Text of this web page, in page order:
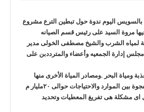
بالسويس اليوم ندوة حول تبطين الترع مشروع
مروة السيد على رئيس قسم الصيانه
لمياه الشرب والشيخ مصطفى الخولى مدير
إدارة الجمعيه وأعضاء والمترددبن على
ومياة البحر .ومصادر المياة الأخرى منها
الجوفيه وتخليه مياة البحر وهناك إيضا مصادر غير تقليدية كما عرضت الفجوة بين الموارد والاحتياجات حوالى ٢٠مليار م
اى مشكلة هى تفريغ المعطيات وتحديد